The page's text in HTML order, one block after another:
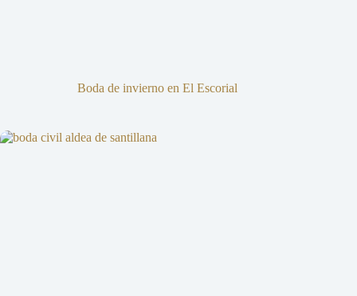
Boda de invierno en El Escorial